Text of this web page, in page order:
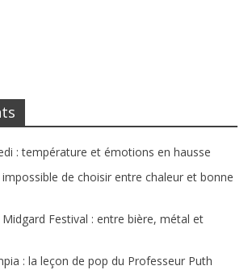
: température et émotions en hausse
de choisir entre chaleur et bonne
Festival : entre bière, métal et
: la leçon de pop du Professeur Puth